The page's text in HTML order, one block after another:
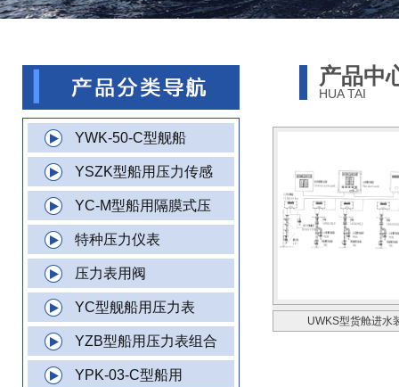
YWK-50-C型舰船
YSZK型船用压力传感
YC-M型船用隔膜式压
特种压力仪表
压力表用阀
YC型舰船用压力表
YZB型船用压力表组合
YPK-03-C型船用
产品中
HUA TAI
UWKS型货舱进水